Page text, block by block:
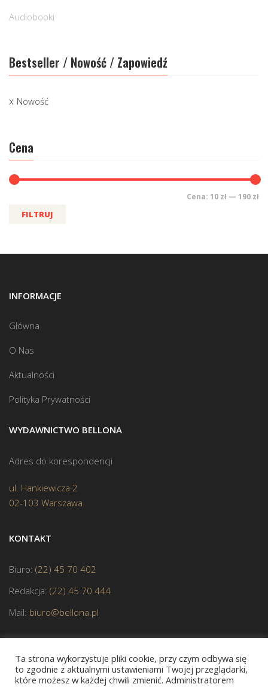
Audiobooki
Bestseller / Nowość / Zapowiedź
Nowość
Cena
FILTRUJ
Cena: 10 zł — 190 zł
INFORMACJE
Główna
O Nas
Aktualności
Polityka Prywatności
WYDAWNICTWO BELLONA
Adres do korespondencji
ul. Hankiewicza 2
02-103 Warszawa
KONTAKT
Biuro: (22) 45 70 402
Redakcja: (22) 45 70 444
Mail: biuro@bellona.pl
Ta strona wykorzystuje pliki cookie, przy czym odbywa się
to zgodnie z aktualnymi ustawieniami Twojej przeglądarki,
które możesz w każdej chwili zmienić. Administratorem